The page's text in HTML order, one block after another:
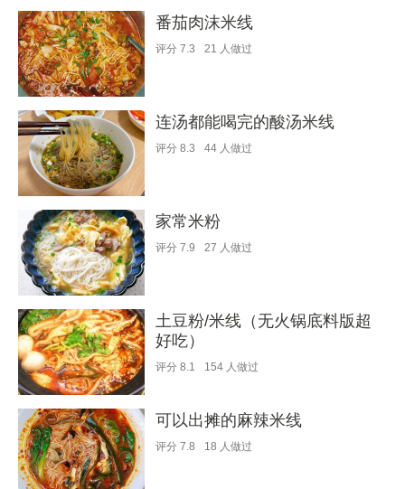
番茄肉沫米线
评分 7.3 21 人做过
连汤都能喝完的酸汤米线
评分 8.3 44 人做过
家常米粉
评分 7.9 27 人做过
土豆粉/米线（无火锅底料版超
好吃）
评分 8.1 154 人做过
可以出摊的麻辣米线
评分 7.8 18 人做过